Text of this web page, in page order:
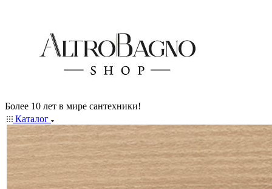
Более 10 лет в мире сантехники!
Каталог